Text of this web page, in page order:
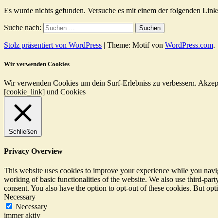
Es wurde nichts gefunden. Versuche es mit einem der folgenden
Suche nach:
Stolz präsentiert von WordPress | Theme: Motif von WordPress.com.
Wir verwenden Cookies
Wir verwenden Cookies um dein Surf-Erlebniss zu verbessern.
[cookie_link] und Cookies
Schließen
Privacy Overview
This website uses cookies to improve your experience while you
working of basic functionalities of the website. We also use third-
consent. You also have the option to opt-out of these cookies. But
Necessary
Necessary
immer aktiv